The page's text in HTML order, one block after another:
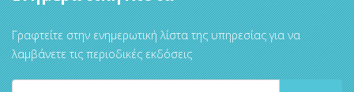
Γραφτείτε στην ενημερωτική λίστα της υπηρεσίας για να
λαμβάνετε τις περιοδικές εκδόσεις